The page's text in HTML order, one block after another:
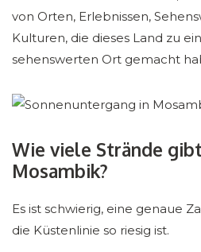
von Orten, Erlebnissen,
Kulturen, die dieses Land zu
sehenswerten Ort gemacht
Wie viele Strände
Mosambik?
Es ist schwierig, eine genaue
die Küstenlinie so riesig ist.